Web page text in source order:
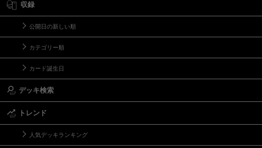
収録
公開日の新しい順
カテゴリー順
カード誕生日
デッキ検索
トレンド
人気デッキランキング